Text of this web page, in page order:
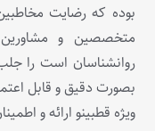
بوده که رضایت
متخصصین و
روانشناسان است را
بصورت دقیق و قابل
ویژه قطبینو ارائه و